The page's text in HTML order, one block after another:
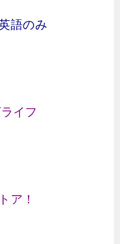
語のみ
イフ
ア！